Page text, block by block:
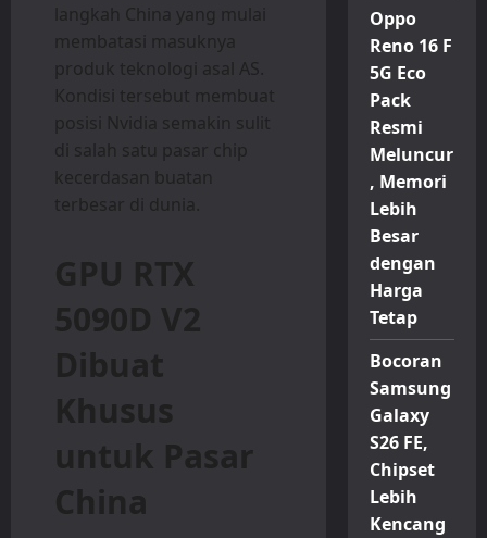
langkah China yang mulai
membatasi masuknya
produk teknologi asal AS.
Kondisi tersebut membuat
posisi Nvidia semakin sulit
di salah satu pasar chip
kecerdasan buatan
terbesar di dunia.
GPU RTX
5090D V2
Dibuat
Khusus
untuk Pasar
China
Oppo
Reno 16 F
5G Eco
Pack
Resmi
Meluncur
, Memori
Lebih
Besar
dengan
Harga
Tetap
Bocoran
Samsung
Galaxy
S26 FE,
Chipset
Lebih
Kencang